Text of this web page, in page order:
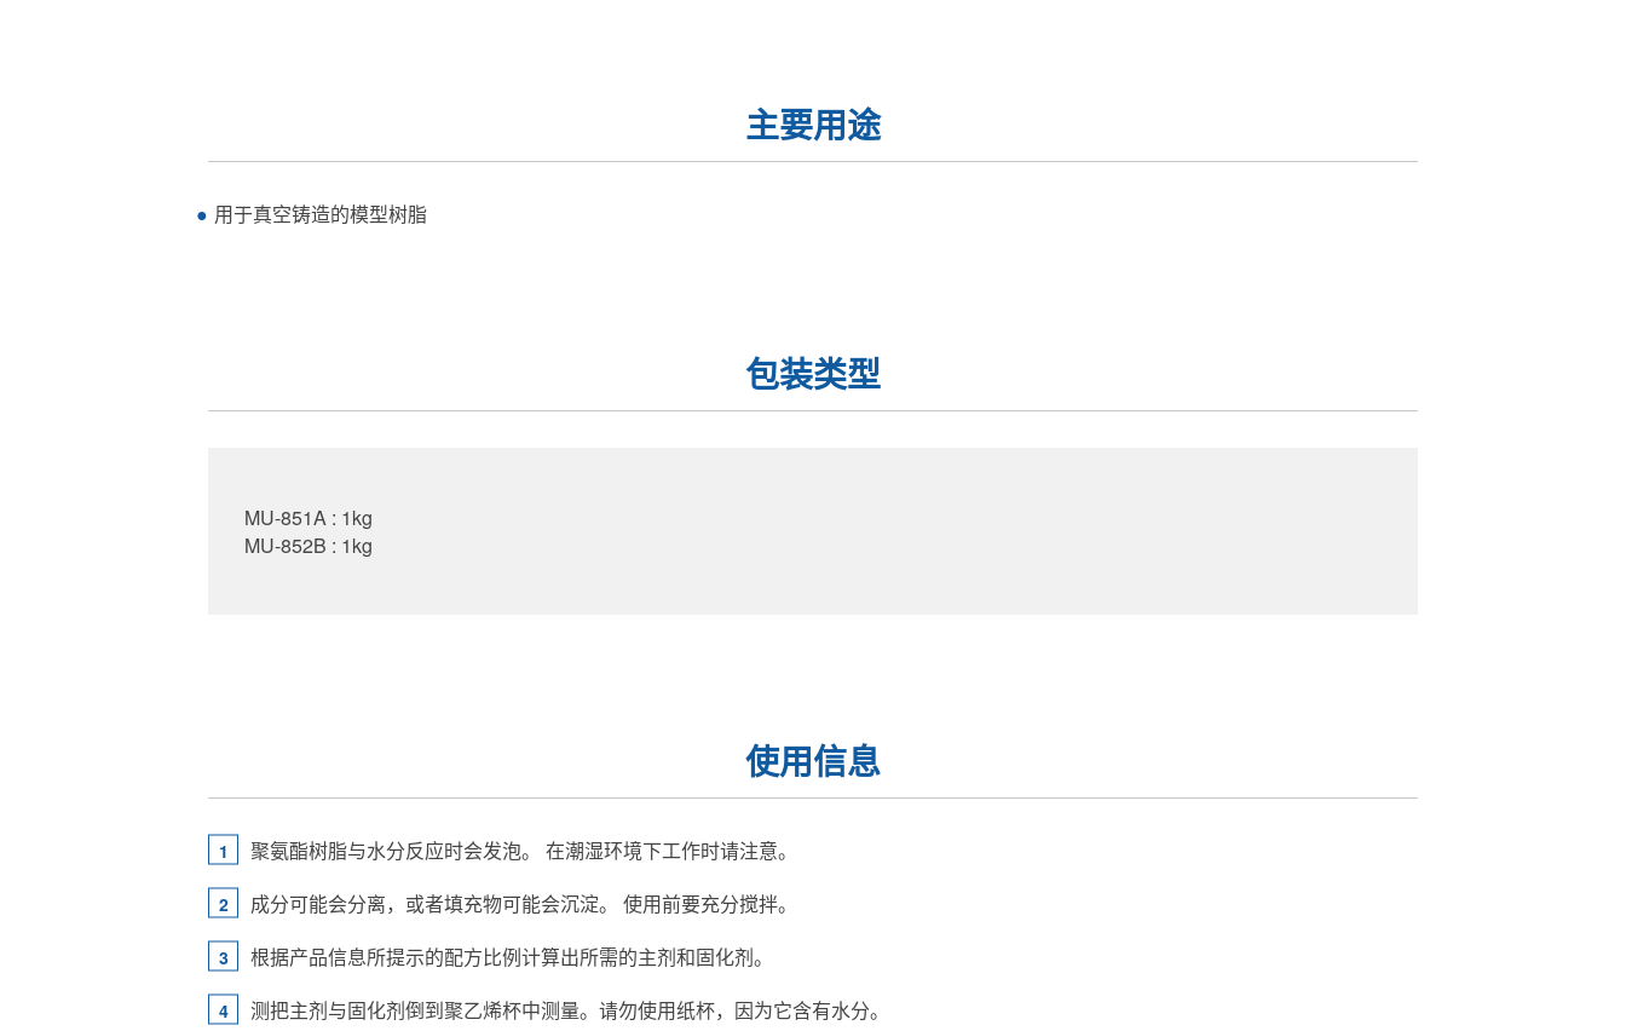
主要用途
用于真空铸造的模型树脂
包装类型
MU-851A : 1kg
MU-852B : 1kg
使用信息
聚氨酯树脂与水分反应时会发泡。 在潮湿环境下工作时请注意。
成分可能会分离，或者填充物可能会沉淀。 使用前要充分搅拌。
根据产品信息所提示的配方比例计算出所需的主剂和固化剂。
测把主剂与固化剂倒到聚乙烯杯中测量。请勿使用纸杯，因为它含有水分。